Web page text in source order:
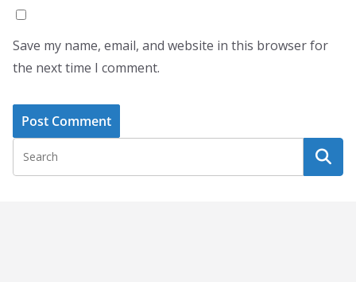
Save my name, email, and website in this browser for
the next time I comment.